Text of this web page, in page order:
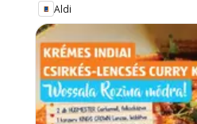
Aldi